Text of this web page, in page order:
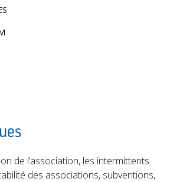
de l’association, les intermittents
des associations, subventions,